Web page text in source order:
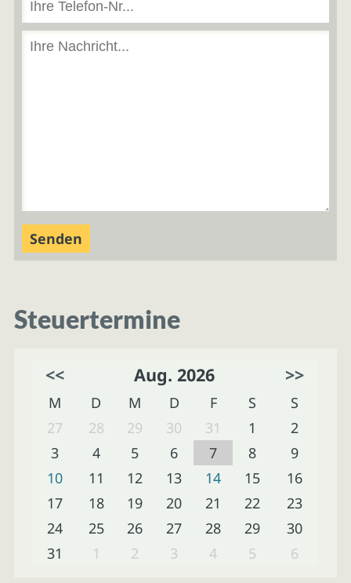
Steuertermine
<< Aug. 2026 >>
M D M D F S
S
27
28 29 30 31 1
2
3
4 5 6 7 8
9
10
11 12 13 14 15
16
17
18 19 20 21 22
23
24
25 26 27 28 29
30
31
1 2 3 4 5 6